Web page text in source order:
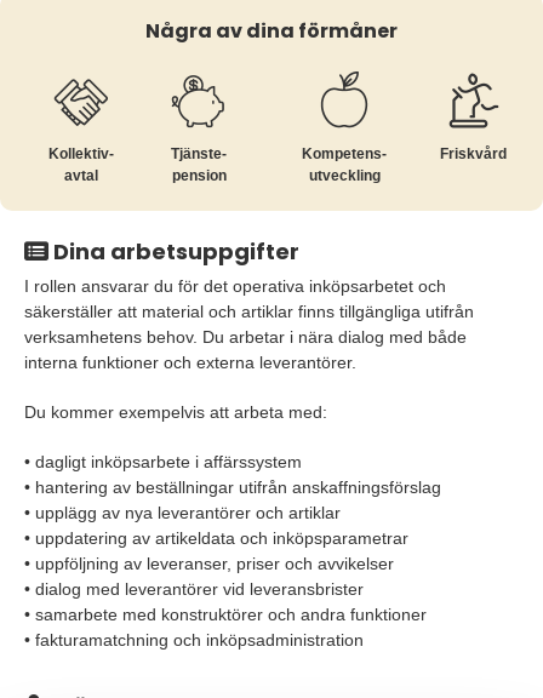
Några av dina förmåner
Kollektiv­
avtal
Tjänste­
pension
Kompetens­
utveckling
Friskvård
Dina arbetsuppgifter
I rollen ansvarar du för det operativa inköpsarbetet och
säkerställer att material och artiklar finns tillgängliga utifrån
verksamhetens behov. Du arbetar i nära dialog med både
interna funktioner och externa leverantörer.
Du kommer exempelvis att arbeta med:
• dagligt inköpsarbete i affärssystem
• hantering av beställningar utifrån anskaffningsförslag
• upplägg av nya leverantörer och artiklar
• uppdatering av artikeldata och inköpsparametrar
• uppföljning av leveranser, priser och avvikelser
• dialog med leverantörer vid leveransbrister
• samarbete med konstruktörer och andra funktioner
• fakturamatchning och inköpsadministration